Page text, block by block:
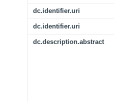
dc.identifier.uri
dc.identifier.uri
dc.description.abstract